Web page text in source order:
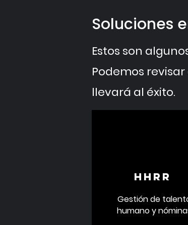
Soluciones
Estos son
Podemos
llevará al éxito.
Gestión de
humano y
HHRR